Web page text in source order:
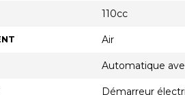
110cc
Air
Automatique
Démarreur